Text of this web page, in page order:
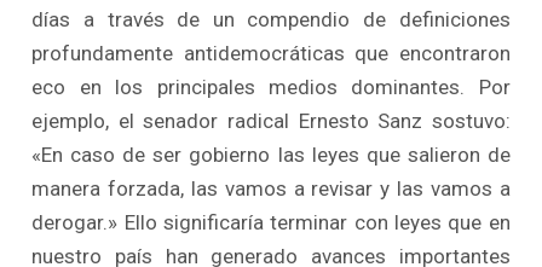
días a través de un compendio de definiciones
profundamente antidemocráticas que encontraron
eco en los principales medios dominantes. Por
ejemplo, el senador radical Ernesto Sanz sostuvo:
«En caso de ser gobierno las leyes que salieron de
manera forzada, las vamos a revisar y las vamos a
derogar.» Ello significaría terminar con leyes que en
nuestro país han generado avances importantes